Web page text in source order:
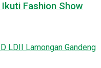
Fashion Show